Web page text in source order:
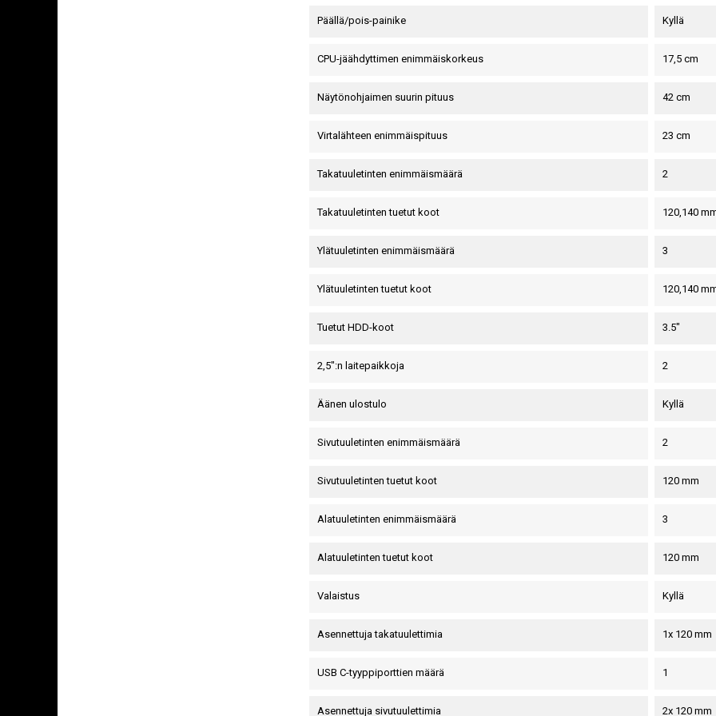
Päällä/pois-painike Kyllä
CPU-jäähdyttimen enimmäiskorkeus 17,5 cm
Näytönohjaimen suurin pituus 42 cm
Virtalähteen enimmäispituus 23 cm
Takatuuletinten enimmäismäärä 2
Takatuuletinten tuetut koot 120,140
Ylätuuletinten enimmäismäärä 3
Ylätuuletinten tuetut koot 120,140
Tuetut HDD-koot 3.5"
2,5":n laitepaikkoja 2
Äänen ulostulo Kyllä
Sivutuuletinten enimmäismäärä 2
Sivutuuletinten tuetut koot 120 mm
Alatuuletinten enimmäismäärä 3
Alatuuletinten tuetut koot 120 mm
Valaistus Kyllä
Asennettuja takatuulettimia 1x 120 mm
USB C-tyyppiporttien määrä 1
Asennettuja sivutuulettimia 2x 120 mm